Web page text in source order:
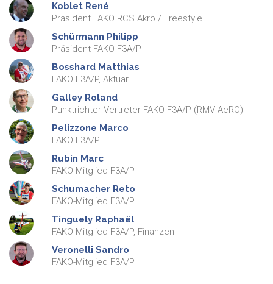
Koblet René
Präsident FAKO RCS Akro / Freestyle
Schürmann Philipp
Präsident FAKO F3A/P
Bosshard Matthias
FAKO F3A/P, Aktuar
Galley Roland
Punktrichter-Vertreter FAKO F3A/P (RMV AeRO)
Pelizzone Marco
FAKO F3A/P
Rubin Marc
FAKO-Mitglied F3A/P
Schumacher Reto
FAKO-Mitglied F3A/P
Tinguely Raphaël
FAKO-Mitglied F3A/P, Finanzen
Veronelli Sandro
FAKO-Mitglied F3A/P